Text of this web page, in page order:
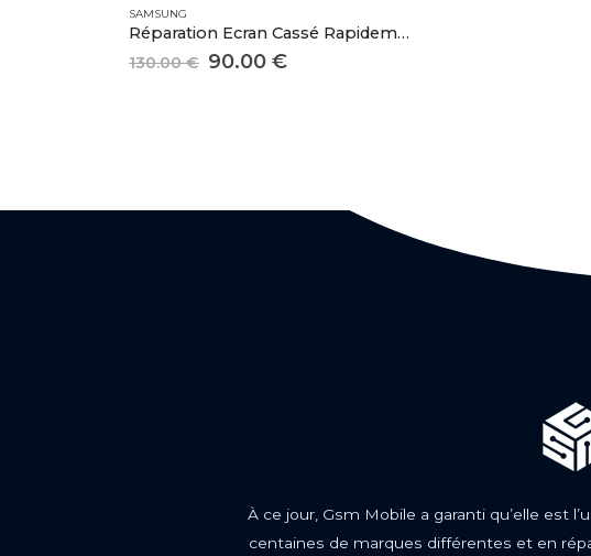
SAMSUNG
Réparation Ecran Cassé Rapidement Samsung Galaxy A51
130.00€ 90.00€
À ce jour, Gsm Mobile a garanti qu’elle est
centaines de marques différentes et en